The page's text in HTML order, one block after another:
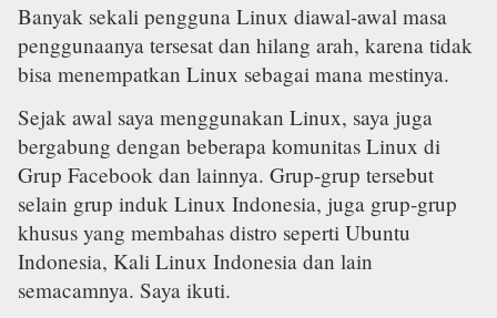
Banyak sekali pengguna Linux diawal-awal masa
penggunaanya tersesat dan hilang arah, karena tidak
bisa menempatkan Linux sebagai mana mestinya.
Sejak awal saya menggunakan Linux, saya juga
bergabung dengan beberapa komunitas Linux di
Grup Facebook dan lainnya. Grup-grup tersebut
selain grup induk Linux Indonesia, juga grup-grup
khusus yang membahas distro seperti Ubuntu
Indonesia, Kali Linux Indonesia dan lain
semacamnya. Saya ikuti.